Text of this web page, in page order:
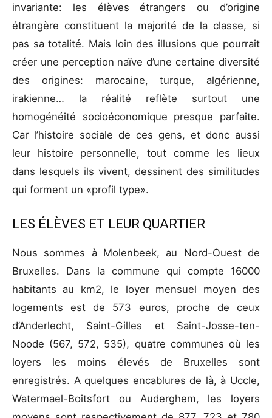
invariante: les élèves étrangers ou d’origine
étrangère constituent la majorité de la classe, si
pas sa totalité. Mais loin des illusions que pourrait
créer une perception naïve d’une certaine diversité
des origines: marocaine, turque, algérienne,
irakienne… la réalité reflète surtout une
homogénéité socioéconomique presque parfaite.
Car l’histoire sociale de ces gens, et donc aussi
leur histoire personnelle, tout comme les lieux
dans lesquels ils vivent, dessinent des similitudes
qui forment un «profil type».
LES ÉLÈVES ET LEUR QUARTIER
Nous sommes à Molenbeek, au Nord-Ouest de
Bruxelles. Dans la commune qui compte 16000
habitants au km2, le loyer mensuel moyen des
logements est de 573 euros, proche de ceux
d’Anderlecht, Saint-Gilles et Saint-Josse-ten-
Noode (567, 572, 535), quatre communes où les
loyers les moins élevés de Bruxelles sont
enregistrés. A quelques encablures de là, à Uccle,
Watermael-Boitsfort ou Auderghem, les loyers